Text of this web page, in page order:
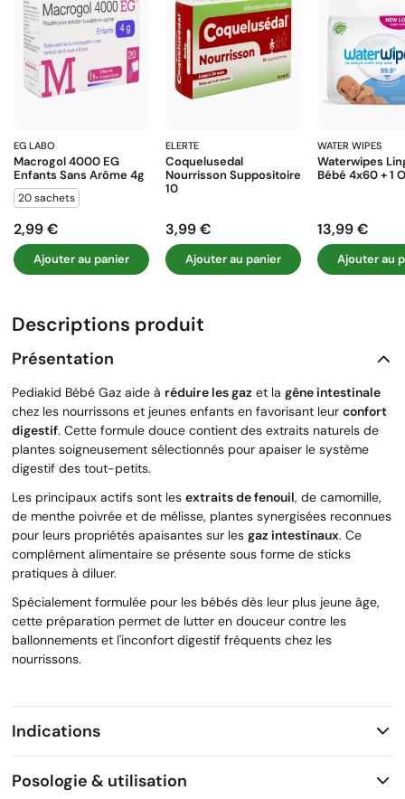
EG LABO
Macrogol 4000 EG
Enfants Sans Arôme 4g
20 sachets
Prix
2,99 €
Ajouter au panier
ELERTE
Coquelusedal
Nourrisson Suppositoire
10
Prix
3,99 €
Ajouter au panier
WATER WIPES
Waterwipes
Bébé 4x60 + 1
Prix
13,99 €
Ajouter au
Descriptions produit
Présentation
Pediakid Bébé Gaz aide à réduire les gaz et la gêne intestinale
chez les nourrissons et jeunes enfants en favorisant leur confort
digestif. Cette formule douce contient des extraits naturels de
plantes soigneusement sélectionnés pour apaiser le système
digestif des tout-petits.
Les principaux actifs sont les extraits de fenouil, de camomille,
de menthe poivrée et de mélisse, plantes synergisées reconnues
pour leurs propriétés apaisantes sur les gaz intestinaux. Ce
complément alimentaire se présente sous forme de sticks
pratiques à diluer.
Spécialement formulée pour les bébés dès leur plus jeune âge,
cette préparation permet de lutter en douceur contre les
ballonnements et l'inconfort digestif fréquents chez les
nourrissons.
Indications
Posologie & utilisation